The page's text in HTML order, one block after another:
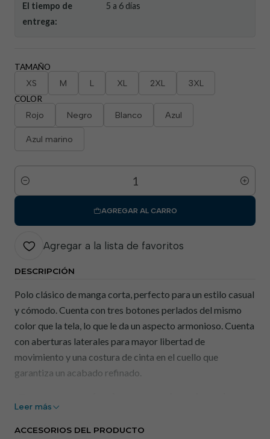
El tiempo de
entrega:
5 a 6 días
TAMAÑO
XS M L XL 2XL 3XL
COLOR
Rojo Negro Blanco Azul
Azul marino
Cantidad
AGREGAR AL CARRO
Agregar a la lista de favoritos
DESCRIPCIÓN
Polo clásico de manga corta, perfecto para un estilo casual
y cómodo. Cuenta con tres botones perlados del mismo
color que la tela, lo que le da un aspecto armonioso. Cuenta
con aberturas laterales para mayor libertad de
movimiento y una costura de cinta en el cuello que
garantiza un acabado refinado.
Características principales
Leer más
ACCESORIOS DEL PRODUCTO